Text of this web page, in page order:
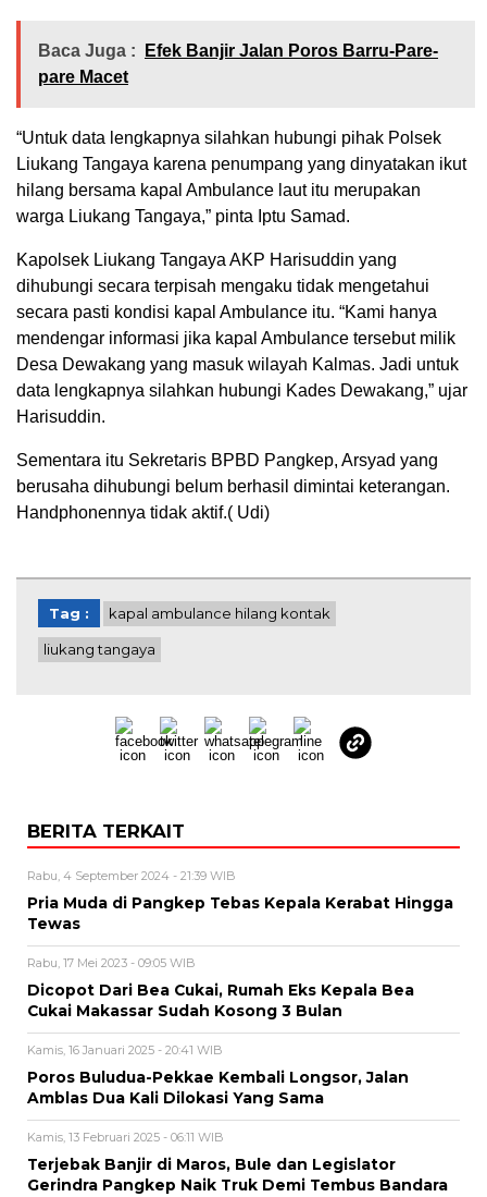
Baca Juga :
Efek Banjir Jalan Poros Barru-Pare-
pare Macet
“Untuk data lengkapnya silahkan hubungi pihak Polsek
Liukang Tangaya karena penumpang yang dinyatakan ikut
hilang bersama kapal Ambulance laut itu merupakan
warga Liukang Tangaya,” pinta Iptu Samad.
Kapolsek Liukang Tangaya AKP Harisuddin yang
dihubungi secara terpisah mengaku tidak mengetahui
secara pasti kondisi kapal Ambulance itu. “Kami hanya
mendengar informasi jika kapal Ambulance tersebut milik
Desa Dewakang yang masuk wilayah Kalmas. Jadi untuk
data lengkapnya silahkan hubungi Kades Dewakang,” ujar
Harisuddin.
Sementara itu Sekretaris BPBD Pangkep, Arsyad yang
berusaha dihubungi belum berhasil dimintai keterangan.
Handphonennya tidak aktif.( Udi)
Tag : kapal ambulance hilang kontak
liukang tangaya
BERITA TERKAIT
Rabu, 4 September 2024 - 21:39 WIB
Pria Muda di Pangkep Tebas Kepala Kerabat Hingga
Tewas
Rabu, 17 Mei 2023 - 09:05 WIB
Dicopot Dari Bea Cukai, Rumah Eks Kepala Bea
Cukai Makassar Sudah Kosong 3 Bulan
Kamis, 16 Januari 2025 - 20:41 WIB
Poros Buludua-Pekkae Kembali Longsor, Jalan
Amblas Dua Kali Dilokasi Yang Sama
Kamis, 13 Februari 2025 - 06:11 WIB
Terjebak Banjir di Maros, Bule dan Legislator
Gerindra Pangkep Naik Truk Demi Tembus Bandara